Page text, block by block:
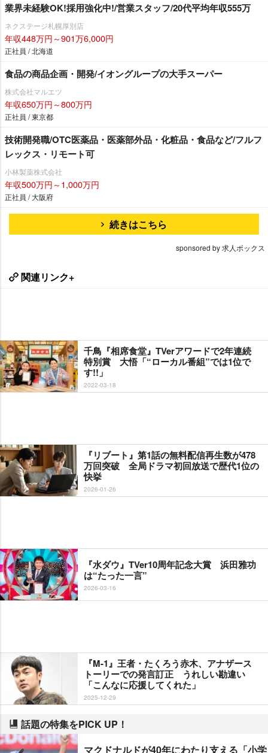
業界未経験OK!採用強化中!/営業スタッフ/20代平均年収555万
ネクステージ札幌厚別店
年収448万円～901万6,000円
正社員 / 北海道
食品の商品企画・開発/イオングループの大手スーパー
株式会社マルエツ
年収650万円～800万円
正社員 / 東京都
技術開発職/OTC医薬品・医薬部外品・化粧品・食品など/フルフ
レックス・リモート可
小林製薬株式会社
年収500万円～1,000万円
正社員 / 大阪府
続きはこちら
sponsored by 求人ボックス
関連リンク+
千鳥『相席食堂』TVerアワードで2年連続
特別賞 大悟「“ローカル番組”では1位で
す!!」
2022-03-18
『リブート』第1話の無料配信再生数が478
万回突破 全局ドラマ初回放送で歴代1位の
快挙
2026-01-26
『水ダウ』TVer10周年記念大賞 浜田雅功
は“たった一言”
2026-03-16
『M-1』王者・たくろう赤木、アナザース
トーリーでの発言訂正 うれしい勘違い
「こんなに応援してくれた」
2025-12-29
話題の特集をPICK UP！
マクドナルドが40年にわたり支える「小学